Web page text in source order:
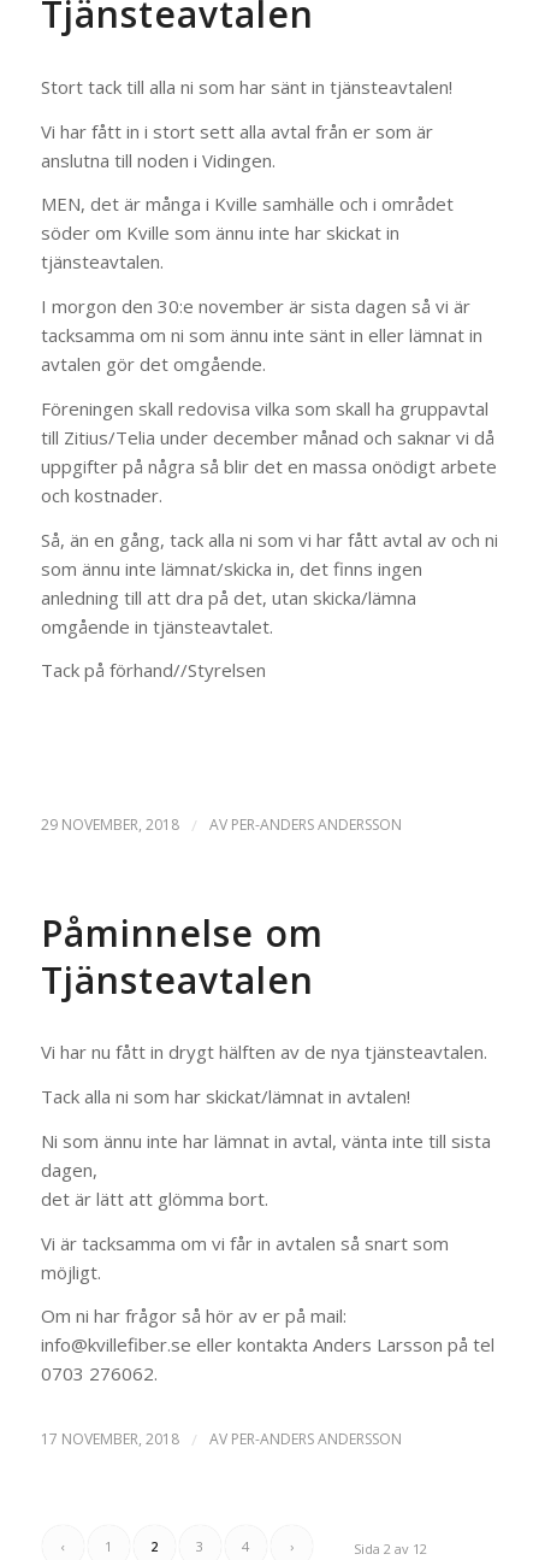
Tjänsteavtalen
Stort tack till alla ni som har sänt in tjänsteavtalen!
Vi har fått in i stort sett alla avtal från er som är
anslutna till noden i Vidingen.
MEN, det är många i Kville samhälle och i området
söder om Kville som ännu inte har skickat in
tjänsteavtalen.
I morgon den 30:e november är sista dagen så vi är
tacksamma om ni som ännu inte sänt in eller lämnat in
avtalen gör det omgående.
Föreningen skall redovisa vilka som skall ha gruppavtal
till Zitius/Telia under december månad och saknar vi då
uppgifter på några så blir det en massa onödigt arbete
och kostnader.
Så, än en gång, tack alla ni som vi har fått avtal av och ni
som ännu inte lämnat/skicka in, det finns ingen
anledning till att dra på det, utan skicka/lämna
omgående in tjänsteavtalet.
Tack på förhand//Styrelsen
29 NOVEMBER, 2018 / AV PER-ANDERS ANDERSSON
Påminnelse om
Tjänsteavtalen
Vi har nu fått in drygt hälften av de nya tjänsteavtalen.
Tack alla ni som har skickat/lämnat in avtalen!
Ni som ännu inte har lämnat in avtal, vänta inte till sista
dagen,
det är lätt att glömma bort.
Vi är tacksamma om vi får in avtalen så snart som
möjligt.
Om ni har frågor så hör av er på mail:
info@kvillefiber.se eller kontakta Anders Larsson på tel
0703 276062.
17 NOVEMBER, 2018 / AV PER-ANDERS ANDERSSON
Sida 2 av 12
‹ 1 2 3 4 ›